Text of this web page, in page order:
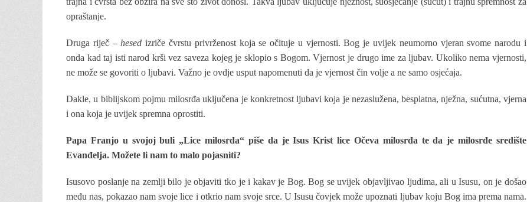
opraštanje.
Druga riječ –hesedizriče čvrstu privrženost koja se očituje u vjernosti. Bog je uvijek neumorno vjeran svome narodu i
onda kad taj isti narod krši vez saveza kojeg je sklopio s Bogom. Vjernost je drugo ime za ljubav. Ukoliko nema vjernosti,
ne može se govoriti o ljubavi. Važno je ovdje usput napomenuti da je vjernost čin volje a ne samo osjećaja.
Dakle, u biblijskom pojmu milosrđa uključena je konkretnost ljubavi koja je nezaslužena, besplatna, nježna, sućutna, vjerna
i ona koja je uvijek spremna oprostiti.
Papa Franjo u svojoj buli „Lice milosrđa“ piše da je Isus Krist lice Očeva milosrđa te da je milosrđe središte
Evanđelja. Možete li nam to malo pojasniti?
Isusovo poslanje na zemlji bilo je objaviti tko je i kakav je Bog. Bog se uvijek objavljivao ljudima, ali u Isusu, on je došao
među nas, pokazao nam svoje lice i otkrio nam svoje srce. U Isusu čovjek može upoznati ljubav koju Bog ima prema nama.